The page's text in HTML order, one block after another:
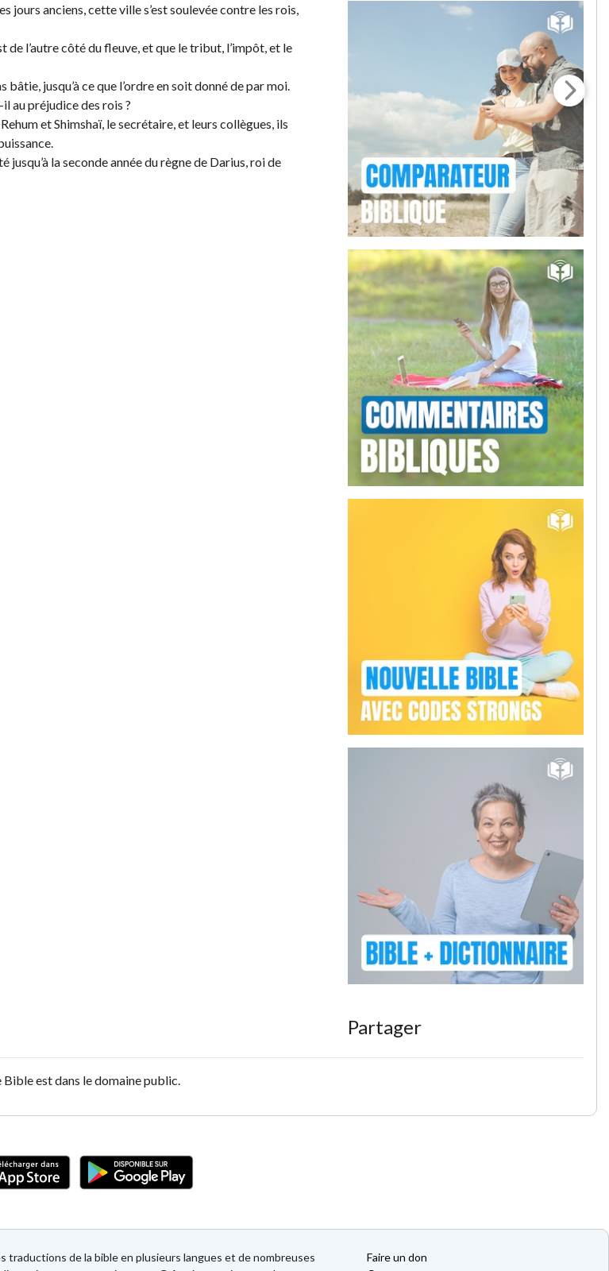
jours anciens, cette ville s’est soulevée contre les rois,
de l’autre côté du fleuve, et que le tribut, l’impôt, et le
jusqu’à ce que l’ordre en soit donné de par moi.
au préjudice des rois ?
et Shimshaï, le secrétaire, et leurs collègues, ils
la seconde année du règne de Darius, roi de
Partager
est dans le domaine public.
de la bible en plusieurs langues et de nombreuses
Faire un don